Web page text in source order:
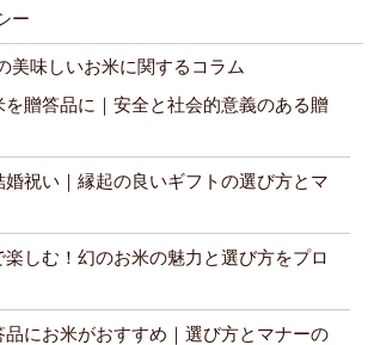
ー
美味しいお米に関するコラム
を贈答品に｜安全と社会的意義のある贈
婚祝い｜縁起の良いギフトの選び方とマ
しむ！幻のお米の魅力と選び方をプロ
品にお米がおすすめ｜選び方とマナーの